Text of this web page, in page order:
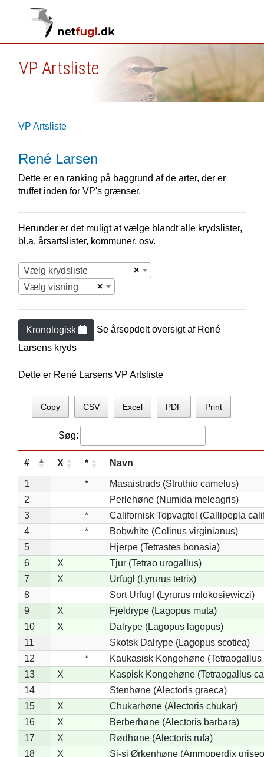
VP Artsliste
VP Artsliste
René Larsen
Dette er en ranking på baggrund af de arter, der er
truffet inden for VP's grænser.
Herunder er det muligt at vælge blandt alle krydslister,
bl.a. årsartslister, kommuner, osv.
×
Vælg krydsliste
×
Vælg visning
Kronologisk Se årsopdelt oversigt af René
Larsens kryds
Dette er René Larsens VP Artsliste
Copy CSV Excel PDF Print
Søg:
# X * Navn
1 *
Masaistruds (Struthio camelus)
2
Perlehøne (Numida meleagris)
3
*
Californisk Topvagtel (Callipepla
4
*
Bobwhite (Colinus virginianus)
5
Hjerpe (Tetrastes bonasia)
6
X
Tjur (Tetrao urogallus)
7
X
Urfugl (Lyrurus tetrix)
8
Sort Urfugl (Lyrurus mlokosiewiczi)
9
X
Fjeldrype (Lagopus muta)
10
X
Dalrype (Lagopus lagopus)
11
Skotsk Dalrype (Lagopus scotica)
12
*
Kaukasisk Kongehøne
13
X
Kaspisk Kongehøne (Tetraogallus
14
Stenhøne (Alectoris graeca)
15
X
Chukarhøne (Alectoris chukar)
16
X
Berberhøne (Alectoris barbara)
17
X
Rødhøne (Alectoris rufa)
18
X
Si-si Ørkenhøne (Ammoperdix